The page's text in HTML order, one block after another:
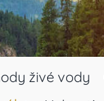
živé vody